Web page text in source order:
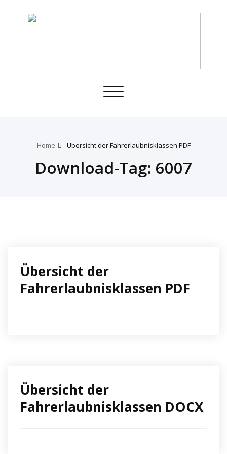
Toggle
Home Übersicht der Fahrerlaubnisklassen PDF
Download-Tag: 6007
Übersicht der
Fahrerlaubnisklassen PDF
Übersicht der
Fahrerlaubnisklassen DOCX